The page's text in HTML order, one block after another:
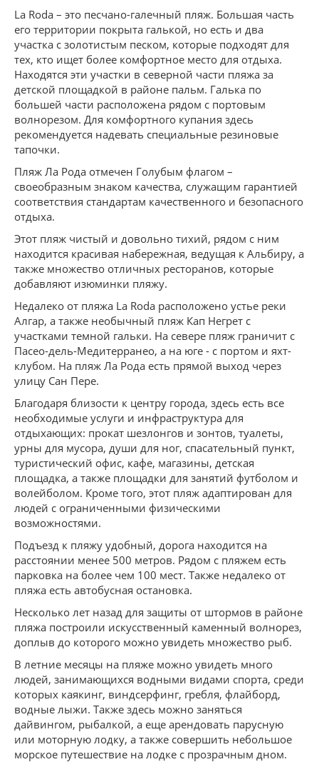
La Roda – это песчано-галечный пляж. Большая часть
его территории покрыта галькой, но есть и два
участка с золотистым песком, которые подходят для
тех, кто ищет более комфортное место для отдыха.
Находятся эти участки в северной части пляжа за
детской площадкой в районе пальм. Галька по
большей части расположена рядом с портовым
волнорезом. Для комфортного купания здесь
рекомендуется надевать специальные резиновые
тапочки.
Пляж Ла Рода отмечен Голубым флагом –
своеобразным знаком качества, служащим гарантией
соответствия стандартам качественного и безопасного
отдыха.
Этот пляж чистый и довольно тихий, рядом с ним
находится красивая набережная, ведущая к Альбиру, а
также множество отличных ресторанов, которые
добавляют изюминки пляжу.
Недалеко от пляжа La Roda расположено устье реки
Алгар, а также необычный пляж Кап Негрет с
участками темной гальки. На севере пляж граничит с
Пасео-дель-Медитерранео, а на юге - с портом и яхт-
клубом. На пляж Ла Рода есть прямой выход через
улицу Сан Пере.
Благодаря близости к центру города, здесь есть все
необходимые услуги и инфраструктура для
отдыхающих: прокат шезлонгов и зонтов, туалеты,
урны для мусора, души для ног, спасательный пункт,
туристический офис, кафе, магазины, детская
площадка, а также площадки для занятий футболом и
волейболом. Кроме того, этот пляж адаптирован для
людей с ограниченными физическими
возможностями.
Подъезд к пляжу удобный, дорога находится на
расстоянии менее 500 метров. Рядом с пляжем есть
парковка на более чем 100 мест. Также недалеко от
пляжа есть автобусная остановка.
Несколько лет назад для защиты от штормов в районе
пляжа построили искусственный каменный волнорез,
доплыв до которого можно увидеть множество рыб.
В летние месяцы на пляже можно увидеть много
людей, занимающихся водными видами спорта, среди
которых каякинг, виндсерфинг, гребля, флайборд,
водные лыжи. Также здесь можно заняться
дайвингом, рыбалкой, а еще арендовать парусную
или моторную лодку, а также совершить небольшое
морское путешествие на лодке с прозрачным дном.